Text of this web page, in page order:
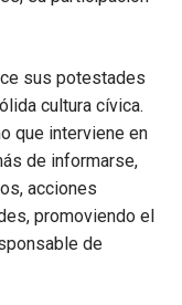
sus potestades
cultura cívica.
que interviene en
de informarse,
acciones
promoviendo el
de